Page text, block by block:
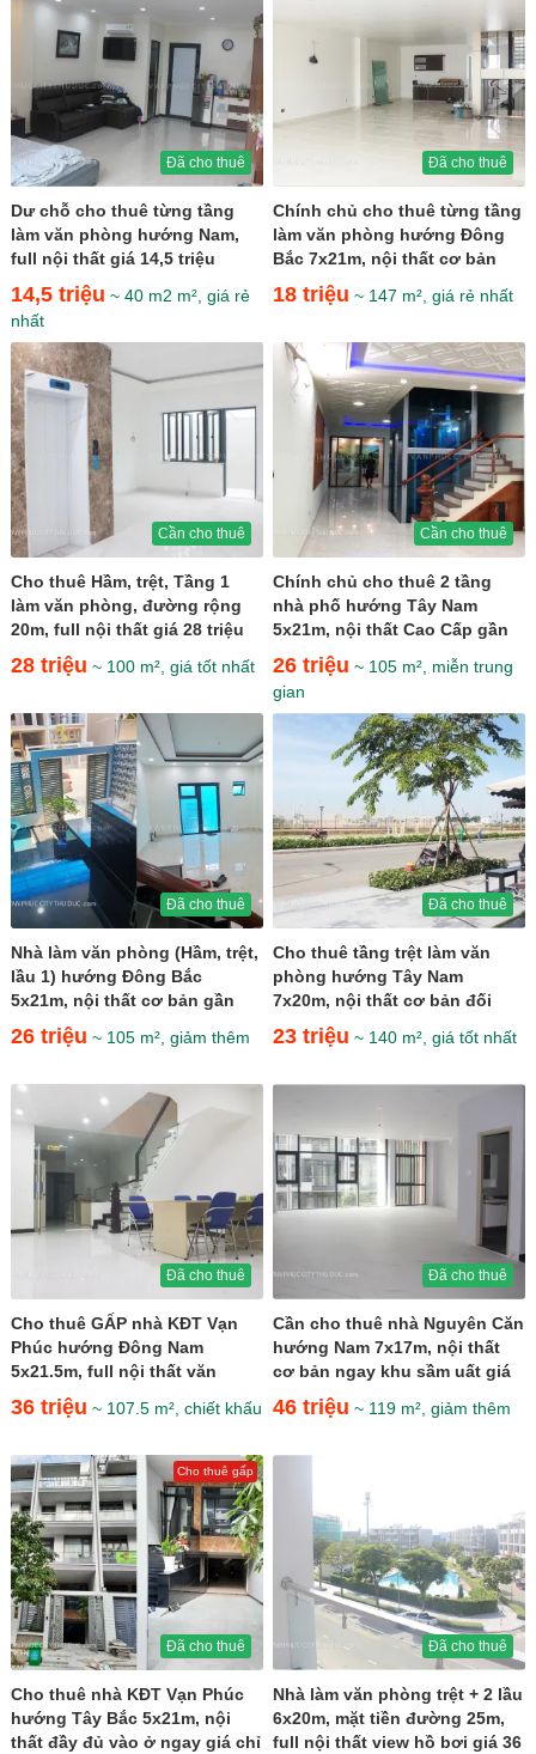
Đã cho thuê
Dư chỗ cho thuê từng tầng
làm văn phòng hướng Nam,
full nội thất giá 14,5 triệu
14,5 triệu ~ 40 m2 m², giá rẻ
nhất
Đã cho thuê
Chính chủ cho thuê từng tầng
làm văn phòng hướng Đông
Bắc 7x21m, nội thất cơ bản
giá 18 triệu
18 triệu ~ 147 m², giá rẻ nhất
Cần cho thuê
Cho thuê Hầm, trệt, Tầng 1
làm văn phòng, đường rộng
20m, full nội thất giá 28 triệu
28 triệu ~ 100 m², giá tốt nhất
Cần cho thuê
Chính chủ cho thuê 2 tầng
nhà phố hướng Tây Nam
5x21m, nội thất Cao Cấp gần
sân tennis giá 26 triệu
26 triệu ~ 105 m², miễn trung
gian
Đã cho thuê
Nhà làm văn phòng (Hầm, trệt,
lầu 1) hướng Đông Bắc
5x21m, nội thất cơ bản gần
trường Emasi giá 26...
26 triệu ~ 105 m², giảm thêm
Đã cho thuê
Cho thuê tầng trệt làm văn
phòng hướng Tây Nam
7x20m, nội thất cơ bản đối
diện Kênh Sông Trăng giá 23...
23 triệu ~ 140 m², giá tốt nhất
Đã cho thuê
Cho thuê GẤP nhà KĐT Vạn
Phúc hướng Đông Nam
5x21.5m, full nội thất văn
phòng giá 36 triệu
36 triệu ~ 107.5 m², chiết khấu
Đã cho thuê
Cần cho thuê nhà Nguyên Căn
hướng Nam 7x17m, nội thất
cơ bản ngay khu sầm uất giá
46 triệu
46 triệu ~ 119 m², giảm thêm
Cho thuê gấp
Đã cho thuê
Cho thuê nhà KĐT Vạn Phúc
hướng Tây Bắc 5x21m, nội
thất đầy đủ vào ở ngay giá chỉ
Đã cho thuê
Nhà làm văn phòng trệt + 2 lầu
6x20m, mặt tiền đường 25m,
full nội thất view hồ bơi giá 36